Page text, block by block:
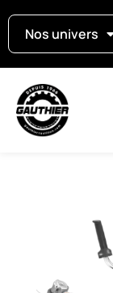
Nos univers